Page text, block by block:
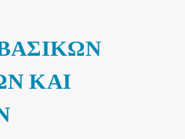
ΚΑΙ